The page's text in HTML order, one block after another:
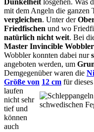
mit dem Angeln die ganzen
vergleichen. Unter der
Friedfischen und wo
natürlich nicht weit. Bei
Master Invincible Wobbler
Wobbler konnten dabei nur
angeboten werden, um
Demgegenüber waren die
Größe von 12 cm für
laufen
nicht sehr
tief und
können
auch